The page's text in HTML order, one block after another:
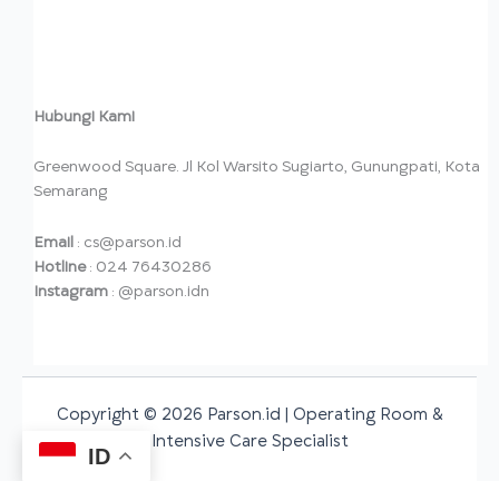
Hubungi Kami
Greenwood Square. Jl Kol Warsito Sugiarto, Gunungpati, Kota
Semarang
Email : cs@parson.id
Hotline: 024 76430286
Instagram : @parson.idn
Copyright © 2026 Parson.id | Operating Room &
Intensive Care Specialist
ID